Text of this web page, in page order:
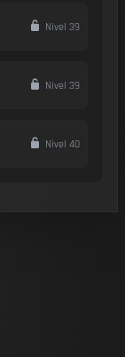
Nivel 39
Nivel 39
Nivel 40